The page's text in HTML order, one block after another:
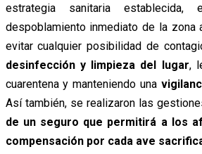
estrategia sanitaria
despoblamiento inmediato de la zona
evitar cualquier posibilidad de
desinfección y limpieza del lugar,
cuarentena y manteniendo una
Así también, se realizaron las
de un seguro que permitirá a los
compensación por cada ave